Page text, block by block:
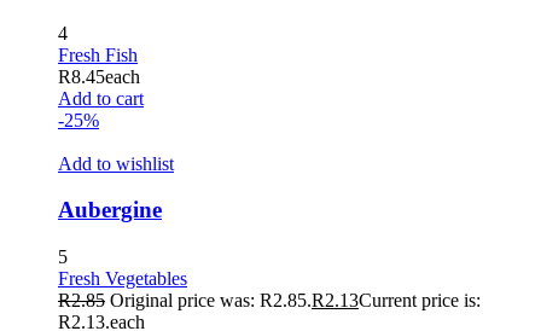
4
Fresh Fish
R8.45each
Add to cart
-25%
Add to wishlist
Aubergine
5
Fresh Vegetables
R2.85 Original price was: R2.85.R2.13Current price is:
R2.13.each